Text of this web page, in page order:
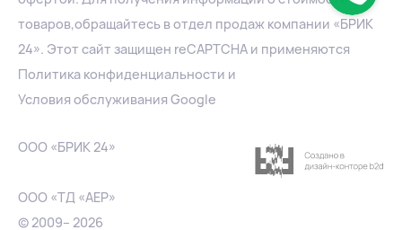
товаров,обращайтесь в отдел продаж компании «БРИК
24». Этот сайт защищен reCAPTCHA и применяются
Политика конфиденциальности и
Условия обслуживания Google
ООО «БРИК 24»
ООО «ТД «АЕР»
© 2009– 2026